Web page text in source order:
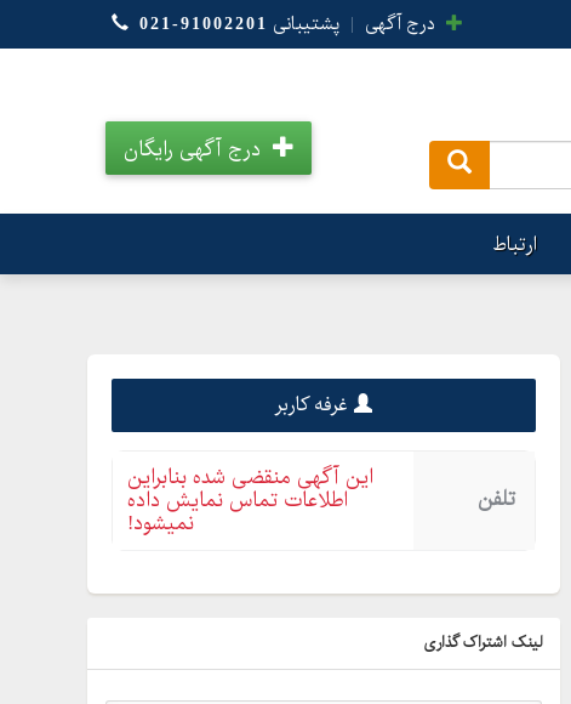
درج آگهی | پشتیبانی 021-91002201
درج آگهی رایگان
ارتباط
غرفه کاربر
تلفن
این آگهی منقضی شده بنابراین
اطلاعات تماس نمایش داده
نمیشود!
لینک اشتراک گذاری